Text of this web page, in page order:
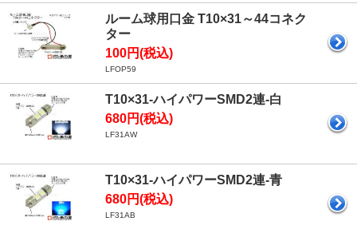
ルーム球用口金 T10×31～44コネク
ター
100円(税込)
LFOP59
T10×31-ハイパワーSMD2連-白
680円(税込)
LF31AW
T10×31-ハイパワーSMD2連-青
680円(税込)
LF31AB